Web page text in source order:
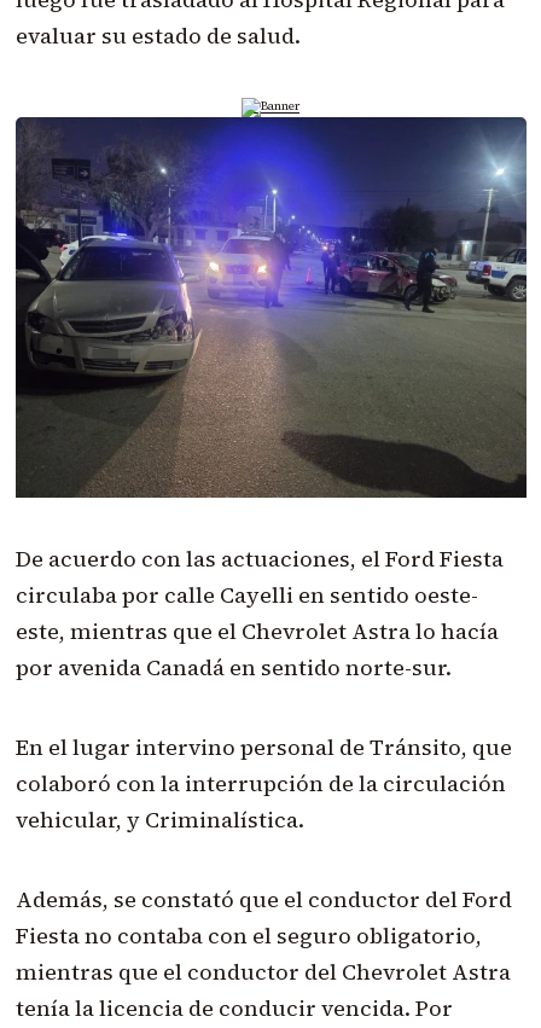
evaluar su estado de salud.
De acuerdo con las actuaciones, el Ford Fiesta
circulaba por calle Cayelli en sentido oeste-
este, mientras que el Chevrolet Astra lo hacía
por avenida Canadá en sentido norte-sur.
En el lugar intervino personal de Tránsito, que
colaboró con la interrupción de la circulación
vehicular, y Criminalística.
Además, se constató que el conductor del Ford
Fiesta no contaba con el seguro obligatorio,
mientras que el conductor del Chevrolet Astra
tenía la licencia de conducir vencida. Por